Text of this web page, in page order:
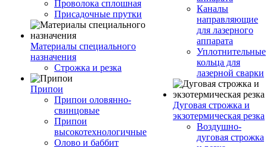
Проволока сплошная
Присадочные прутки
Материалы специального
назначения
Строжка и резка
Припои
Припои оловянно-
свинцовые
Припои
высокотехнологичные
Олово и баббит
Каналы
направляющие
для лазерного
аппарата
Уплотнительные
кольца для
лазерной сварки
Дуговая строжка и
экзотермическая резка
Воздушно-
дуговая строжка